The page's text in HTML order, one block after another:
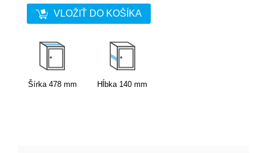
VLOŽIŤ DO KOŠÍKA
Šírka 478 mm Hĺbka 140 mm